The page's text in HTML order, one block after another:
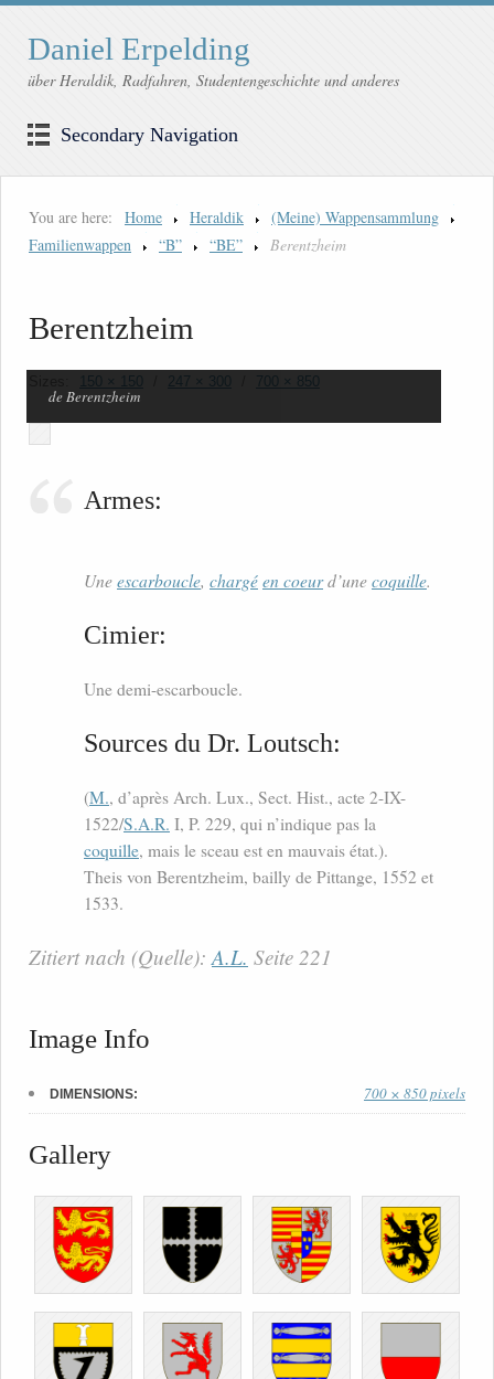
Daniel Erpelding
über Heraldik, Radfahren, Studentengeschichte und anderes
Secondary Navigation
You are here: Home Heraldik
(Meine) Wappensammlung
Familienwappen
“B” “BE” Berentzheim
Berentzheim
150 × 150 247 × 300 700 × 850
de Berentzheim
Armes:
Uneescarboucle, chargéen coeurd’unecoquille.
Cimier:
Une demi-escarboucle.
Sources du Dr. Loutsch:
(M., d’après Arch. Lux., Sect. Hist., acte 2-IX-
1522/S.A.R. I, P. 229, qui n’indique pas la
coquille, mais le sceau est en mauvais état.).
Theis von Berentzheim, bailly de Pittange, 1552 et
1533.
Zitiert nach (Quelle):A.L. Seite 221
Image Info
DIMENSIONS: 700 × 850 pixels
Gallery